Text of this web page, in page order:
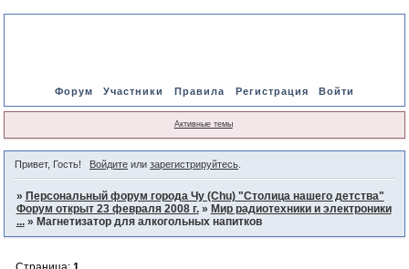
Форум Участники Правила Регистрация Войти
Активные темы
Привет, Гость! Войдитеили зарегистрируйтесь.
» Персональный форум города Чу (Chu) "Столица нашего детства"
Форум открыт 23 февраля 2008 г. » Мир радиотехники и электроники
... » Магнетизатор для алкогольных напитков